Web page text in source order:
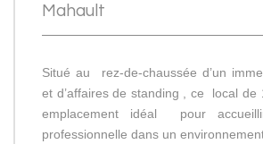
Mahault
Situé au rez-de-chaussée d’un
et d’affaires de standing , ce local de
emplacement idéal pour
professionnelle dans un